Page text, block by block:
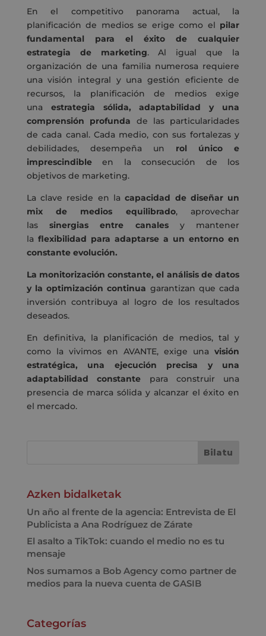
En el competitivo panorama actual, la
planificación de medios se erige como el pilar
fundamental para el éxito de cualquier
estrategia de marketing. Al igual que la
organización de una familia numerosa requiere
una visión integral y una gestión eficiente de
recursos, la planificación de medios exige
una
estrategia sólida, adaptabilidad y una
comprensión profunda
de las particularidades
de cada canal. Cada medio, con sus fortalezas y
debilidades, desempeña un
rol único e
imprescindible
en la consecución de los
objetivos de marketing.
La clave reside en la capacidad de diseñar un
mix de medios equilibrado, aprovechar
las
sinergias entre canales
y mantener
la flexibilidad para adaptarse a un entorno en
constante evolución.
La monitorización constante, el análisis de datos
y la optimización continua garantizan que cada
inversión contribuya al logro de los resultados
deseados.
En definitiva, la planificación de medios, tal y
como la vivimos en AVANTE, exige una visión
estratégica, una ejecución precisa y una
adaptabilidad constante
para construir una
presencia de marca sólida y alcanzar el éxito en
el mercado.
Azken bidalketak
Un año al frente de la agencia: Entrevista de El
Publicista a Ana Rodríguez de Zárate
El asalto a TikTok: cuando el medio no es tu
mensaje
Nos sumamos a Bob Agency como partner de
medios para la nueva cuenta de GASIB
Categorías